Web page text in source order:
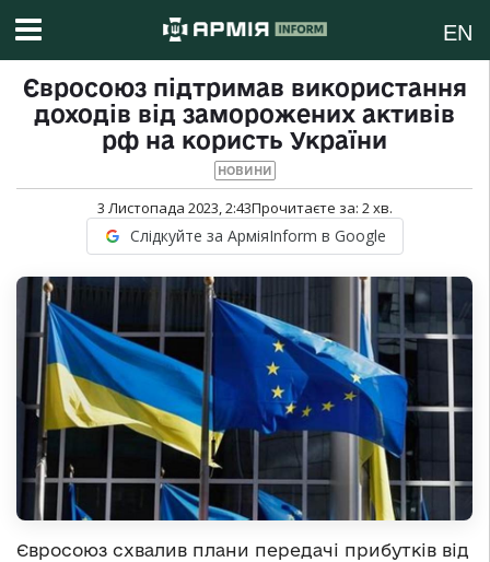
EN
Євросоюз підтримав використання
доходів від заморожених активів
рф на користь України
НОВИНИ
3 Листопада 2023, 2:43Прочитаєте за: 2хв.
Слідкуйте за АрміяInform в Google
Євросоюз схвалив плани передачі прибутків від